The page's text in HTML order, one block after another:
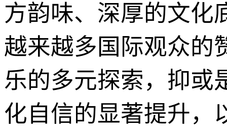
方韵味、深厚的文化
越来越多国际观众的
乐的多元探索，抑或
化自信的显著提升，